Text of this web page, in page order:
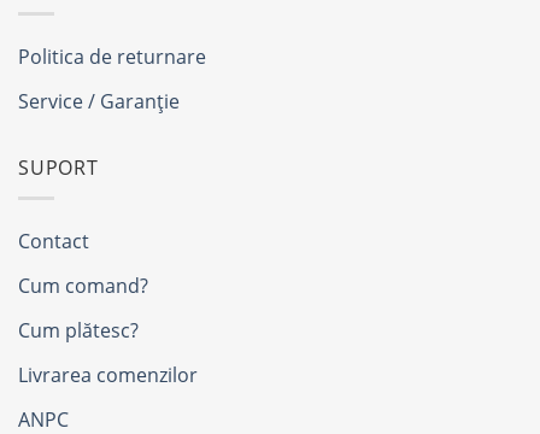
Politica de returnare
Service / Garanție
SUPORT
Contact
Cum comand?
Cum plătesc?
Livrarea comenzilor
ANPC